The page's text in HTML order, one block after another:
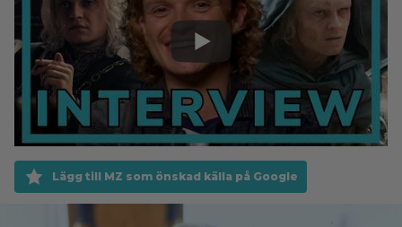
Lägg till MZ som önskad källa på Google